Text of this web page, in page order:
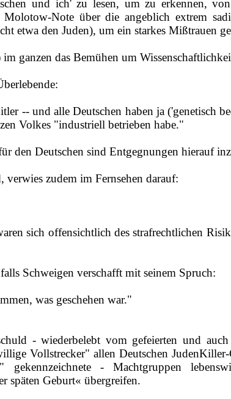
und ich' zu lesen, um zu erkennen,
über die angeblich extrem
etwa den Juden), um ein starkes Mißtrauen
ganzen das Bemühen um
‑‑ und alle Deutschen haben ja ('genetisch
Volkes "industriell betrieben habe."
den Deutschen sind Entgegnungen hierauf
zudem im Fernsehen darauf:
sich offensichtlich des strafrechtlichen
Schweigen verschafft mit seinem Spruch:
was geschehen war."
‑ wiederbelebt vom gefeierten und
Vollstrecker" allen Deutschen
‑ Machtgruppen
späten Geburt« übergreifen.